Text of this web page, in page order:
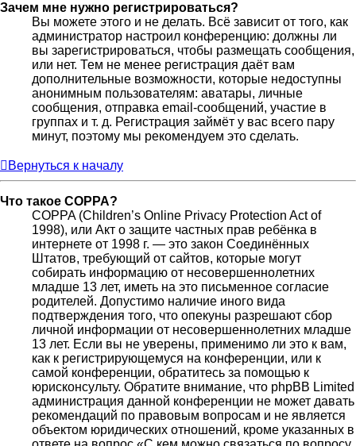
Зачем мне нужно регистрироваться?
Вы можете этого и не делать. Всё зависит от того, как
администратор настроил конференцию: должны ли
вы зарегистрироваться, чтобы размещать сообщения,
или нет. Тем не менее регистрация даёт вам
дополнительные возможности, которые недоступны
анонимным пользователям: аватары, личные
сообщения, отправка email-сообщений, участие в
группах и т. д. Регистрация займёт у вас всего пару
минут, поэтому мы рекомендуем это сделать.
Вернуться к началу
Что такое COPPA?
COPPA (Children’s Online Privacy Protection Act of
1998), или Акт о защите частных прав ребёнка в
интернете от 1998 г. — это закон Соединённых
Штатов, требующий от сайтов, которые могут
собирать информацию от несовершеннолетних
младше 13 лет, иметь на это письменное согласие
родителей. Допустимо наличие иного вида
подтверждения того, что опекуны разрешают сбор
личной информации от несовершеннолетних младше
13 лет. Если вы не уверены, применимо ли это к вам,
как к регистрирующемуся на конференции, или к
самой конференции, обратитесь за помощью к
юрисконсульту. Обратите внимание, что phpBB Limited
администрация данной конференции не может давать
рекомендаций по правовым вопросам и не является
объектом юридических отношений, кроме указанных в